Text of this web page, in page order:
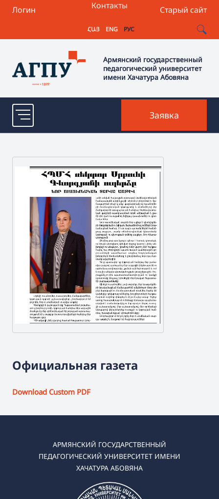
Логин Старый сайт
Контакты
ՀԱՅ ENG РУС
Армянский государственный
педагогический университет
имени Хачатура Абовяна
Заявка
Официальная газета
Download Custom PDF
АРМЯНСКИЙ ГОСУДАРСТВЕННЫЙ
ПЕДАГОГИЧЕСКИЙ УНИВЕРСИТЕТ ИМЕНИ
ХАЧАТУРА АБОВЯНА